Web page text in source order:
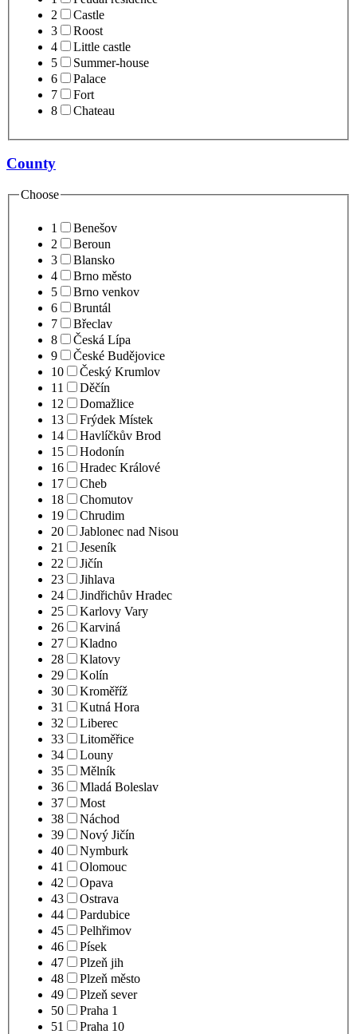
2
Castle
3
Roost
4
Little castle
5
Summer-house
6
Palace
7
Fort
8
Chateau
County
Choose
1
Benešov
2
Beroun
3
Blansko
4
Brno město
5
Brno venkov
6
Bruntál
7
Břeclav
8
Česká Lípa
9
České Budějovice
10
Český Krumlov
11
Děčín
12
Domažlice
13
Frýdek Místek
14
Havlíčkův Brod
15
Hodonín
16
Hradec Králové
17
Cheb
18
Chomutov
19
Chrudim
20
Jablonec nad Nisou
21
Jeseník
22
Jičín
23
Jihlava
24
Jindřichův Hradec
25
Karlovy Vary
26
Karviná
27
Kladno
28
Klatovy
29
Kolín
30
Kroměříž
31
Kutná Hora
32
Liberec
33
Litoměřice
34
Louny
35
Mělník
36
Mladá Boleslav
37
Most
38
Náchod
39
Nový Jičín
40
Nymburk
41
Olomouc
42
Opava
43
Ostrava
44
Pardubice
45
Pelhřimov
46
Písek
47
Plzeň jih
48
Plzeň město
49
Plzeň sever
50
Praha 1
51
Praha 10